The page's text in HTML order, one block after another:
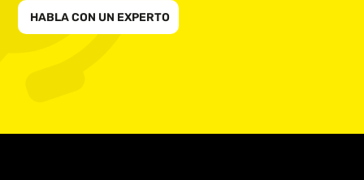
HABLA CON UN EXPERTO